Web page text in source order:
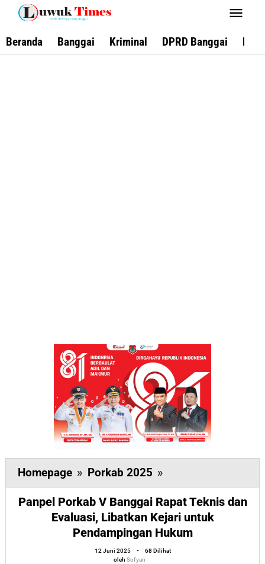
Lewati
konten
Beranda Banggai Kriminal DPRD Banggai
Homepage » Porkab 2025 »
Porkab
V
Banggai
Rapat
Teknis
Panpel Porkab V Banggai Rapat Teknis dan
Evaluasi, Libatkan Kejari untuk
Pendampingan Hukum
12 Juni 2025
oleh
Sofyan
-
68 Dilihat
oleh Sofyan